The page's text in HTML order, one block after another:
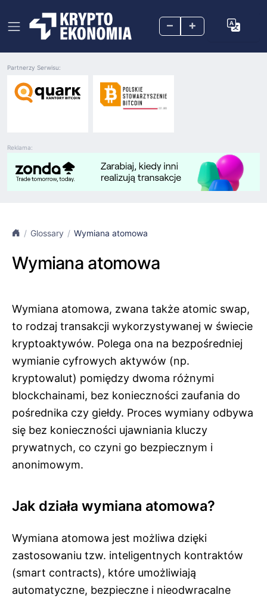
– +
Reklama:
Partnerzy Serwisu:
Glossary Wymiana atomowa
Wymiana atomowa
Wymiana atomowa, zwana także atomic swap,
to rodzaj transakcji wykorzystywanej w świecie
kryptoaktywów. Polega ona na bezpośredniej
wymianie cyfrowych aktywów (np.
kryptowalut) pomiędzy dwoma różnymi
blockchainami, bez konieczności zaufania do
pośrednika czy giełdy. Proces wymiany odbywa
się bez konieczności ujawniania kluczy
prywatnych, co czyni go bezpiecznym i
anonimowym.
Jak działa wymiana atomowa?
Wymiana atomowa jest możliwa dzięki
zastosowaniu tzw. inteligentnych kontraktów
(smart contracts), które umożliwiają
automatyczne, bezpieczne i nieodwracalne